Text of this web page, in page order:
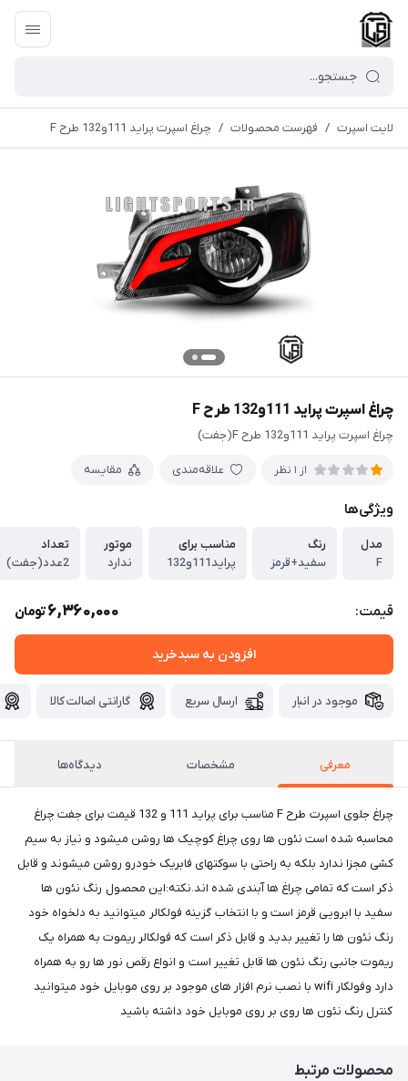
لایت اسپرت / فهرست محصولات / چراغ اسپرت پراید 111و132 طرح F
چراغ اسپرت پراید 111و132 طرح F
چراغ اسپرت پراید 111و132 طرح F(جفت)
از 1 نظر علاقه‌مندی مقایسه
ویژگی‌ها
مدل
F
رنگ
سفید+قرمز
مناسب برای
پراید111و132
موتور
ندارد
تعداد
2عدد(جفت)
قیمت: 6,360,000تومان
افزودن به سبدخرید
موجود در انبار ارسال سریع گارانتی اصالت کالا
معرفی مشخصات دیدگاه‌ها
چراغ جلوی اسپرت طرح F مناسب برای پراید 111 و 132 قیمت برای جفت چراغ
محاسبه شده است نئون ها روی چراغ کوچیک ها روشن میشود و نیاز به سیم
کشی مجزا ندارد بلکه به راحتی با سوکتهای فابریک خودرو روشن میشوند و قابل
ذکر است که تمامی چراغ ها آبندی شده اند.نکته:این محصول رنگ نئون ها
سفید با ابرویی قرمز است و با انتخاب گزینه فولکالر میتوانید به دلخواه خود
رنگ نئون ها را تغییر بدید و قابل ذکر است که فولکالر ریموت به همراه یک
ریموت جانبی رنگ نئون ها قابل تغییر است و انواع رقص نور ها رو به همراه
دارد وفولکار wifi با نصب نرم افزار های موجود بر روی موبایل خود میتوانید
کنترل رنگ نئون ها روی بر روی موبایل خود داشته باشید
محصولات مرتبط